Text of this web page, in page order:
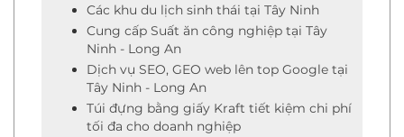
Các khu du lịch sinh thái tại Tây Ninh
Cung cấp Suất ăn công nghiệp tại Tây
Ninh - Long An
Dịch vụ SEO, GEO web lên top Google tại
Tây Ninh - Long An
Túi đựng bằng giấy Kraft tiết kiệm chi phí
tối đa cho doanh nghiệp